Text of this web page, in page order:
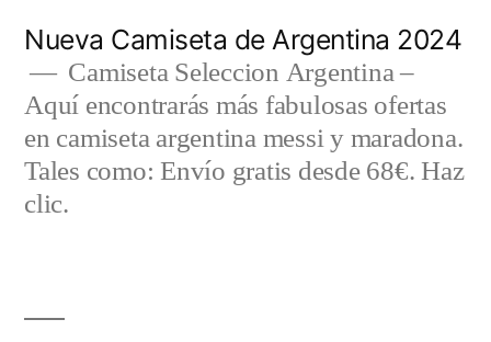
contenido
Nueva Camiseta de Argentina 2024
Camiseta Seleccion Argentina –
Aquí encontrarás más fabulosas ofertas
en camiseta argentina messi y maradona.
Tales como: Envío gratis desde 68€. Haz
clic.